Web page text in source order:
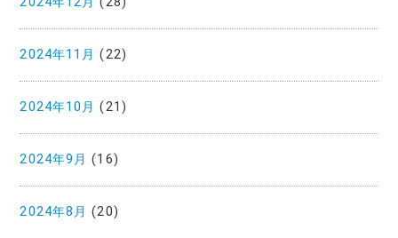
2024年11月 (22)
2024年10月 (21)
2024年9月 (16)
2024年8月 (20)